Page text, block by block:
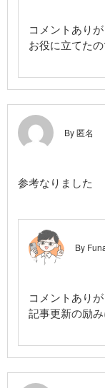
コメントありが
お役に立てた
By 匿名
参考なりました
By
コメントありが
記事更新の励